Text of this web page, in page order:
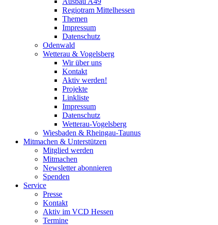
Regiotram Mittelhessen
Themen
Impressum
Datenschutz
Odenwald
Wetterau & Vogelsberg
Wir über uns
Kontakt
Aktiv werden!
Projekte
Linkliste
Impressum
Datenschutz
Wetterau-Vogelsberg
Wiesbaden & Rheingau-Taunus
Mitmachen & Unterstützen
Mitglied werden
Mitmachen
Newsletter abonnieren
Spenden
Service
Presse
Kontakt
Aktiv im VCD Hessen
Termine